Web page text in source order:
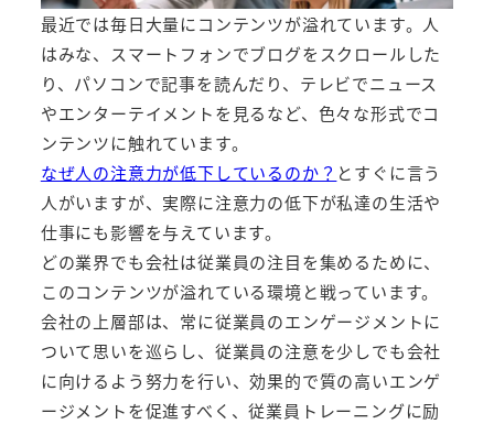
最近では毎日大量にコンテンツが溢れています。人
はみな、スマートフォンでブログをスクロールした
り、パソコンで記事を読んだり、テレビでニュース
やエンターテイメントを見るなど、色々な形式でコ
ンテンツに触れています。
なぜ人の注意力が低下しているのか？ とすぐに言う
人がいますが、実際に注意力の低下が私達の生活や
仕事にも影響を与えています。
どの業界でも会社は従業員の注目を集めるために、
このコンテンツが溢れている環境と戦っています。
会社の上層部は、常に従業員のエンゲージメントに
ついて思いを巡らし、従業員の注意を少しでも会社
に向けるよう努力を行い、効果的で質の高いエンゲ
ージメントを促進すべく、従業員トレーニングに励